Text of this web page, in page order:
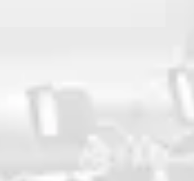
Group Rožňava!